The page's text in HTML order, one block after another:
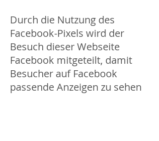
Durch die Nutzung des
Facebook-Pixels wird der
Besuch dieser Webseite
Facebook mitgeteilt, damit
Besucher auf Facebook
passende Anzeigen zu sehen